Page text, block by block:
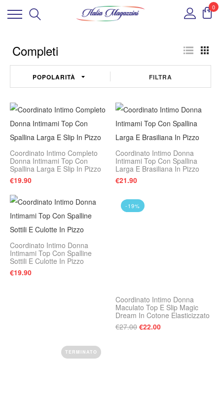
0
Completi
FILTRA
Coordinato Intimo Completo
Donna Intimami Top Con
Spallina Larga E Slip In Pizzo
€19.90
Coordinato Intimo Donna
Intimami Top Con Spallina
Larga E Brasiliana In Pizzo
€21.90
Coordinato Intimo Donna
Intimami Top Con Spalline
Sottili E Culotte In Pizzo
€19.90
-19%
Coordinato Intimo Donna
Maculato Top E Slip Magic
Dream In Cotone Elasticizzato
€27.00 Il prezzo originale era:
€22.00Il prezzo attuale
TERMINATO